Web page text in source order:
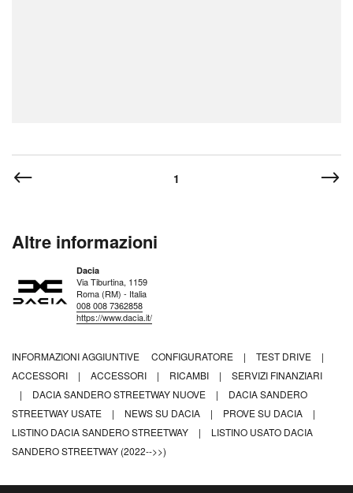
1
Altre informazioni
Dacia
Via Tiburtina, 1159
Roma (RM) - Italia
008 008 7362858
https://www.dacia.it/
INFORMAZIONI AGGIUNTIVE CONFIGURATORE | TEST DRIVE
|
ACCESSORI
| ACCESSORI | RICAMBI |
SERVIZI FINANZIARI
|
DACIA SANDERO STREETWAY NUOVE |
DACIA SANDERO
STREETWAY USATE
| NEWS SU DACIA | PROVE SU DACIA
|
LISTINO DACIA SANDERO STREETWAY
|
LISTINO USATO DACIA
SANDERO STREETWAY (2022-->>)